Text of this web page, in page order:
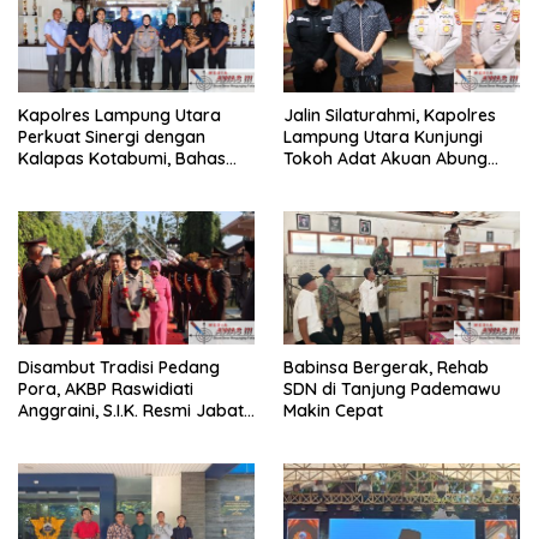
Kapolres Lampung Utara
Perkuat Sinergi dengan
Kalapas Kotabumi, Bahas
Jalin Silaturahmi, Kapolres
Lampung Utara Kunjungi
Tokoh Adat Akuan Abung
Disambut Tradisi Pedang
Pora, AKBP Raswidiati
Anggraini, S.I.K. Resmi Jabat
Babinsa Bergerak, Rehab
SDN di Tanjung Pademawu
Makin Cepat